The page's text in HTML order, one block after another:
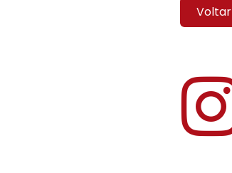
Voltar